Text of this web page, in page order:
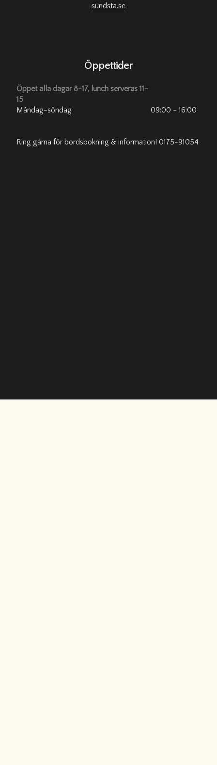
sundsta.se
Öppettider
Öppet alla dagar 8-17, lunch serveras 11-
15
Måndag-söndag
09:00 - 16:00
Ring gärna för bordsbokning & information! 0175-91054